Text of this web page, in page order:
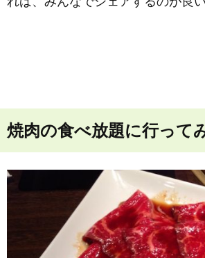
焼肉の食べ放題に行って